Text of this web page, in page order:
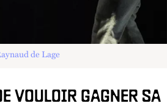
de Lage
VOULOIR GAGNER SA